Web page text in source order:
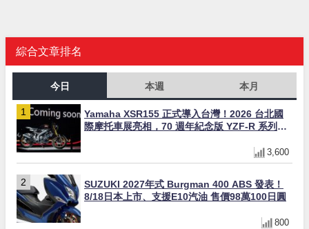
綜合文章排名
今日 本週 本月
Yamaha XSR155 正式導入台灣！2026 台北國
際摩托車展亮相，70 週年紀念版 YZF-R 系列限
3,600
SUZUKI 2027年式 Burgman 400 ABS 發表！
8/18日本上市、支援E10汽油 售價98萬100日圓
800